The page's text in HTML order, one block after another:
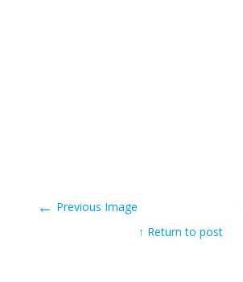
← Previous Image
↑ Return to post